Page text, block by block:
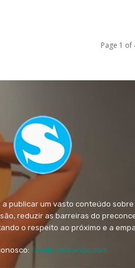
Page 1 of
publicar um vasto conteúdo
reduzir as barreiras do
o respeito ao próximo e a
fale@sambando.com